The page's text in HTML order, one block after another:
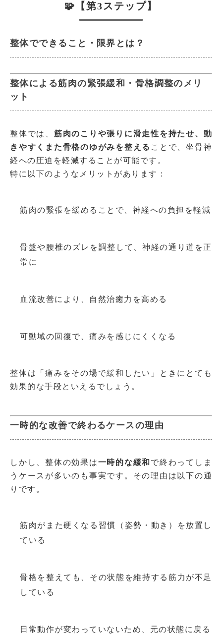
🧩【第3ステップ】
整体でできること・限界とは？
整体による筋肉の緊張緩和・骨格調整のメリ
ット
整体では、 筋肉のこりや張りに滑走性を持たせ、動
きやすくまた骨格のゆがみを整える ことで、坐骨神
経への圧迫を軽減することが可能です。
特に以下のようなメリットがあります：
筋肉の緊張を緩めることで、神経への負担を軽減
骨盤や腰椎のズレを調整して、神経の通り道を正
常に
血流改善により、自然治癒力を高める
可動域の回復で、痛みを感じにくくなる
整体は「痛みをその場で緩和したい」ときにとても
効果的な手段といえるでしょう。
一時的な改善で終わるケースの理由
しかし、整体の効果は一時的な緩和 で終わってしま
うケースが多いのも事実です。その理由は以下の通
りです。
筋肉がまた硬くなる習慣（姿勢・動き）を放置し
ている
骨格を整えても、その状態を維持する筋力が不足
している
日常動作が変わっていないため、元の状態に戻る